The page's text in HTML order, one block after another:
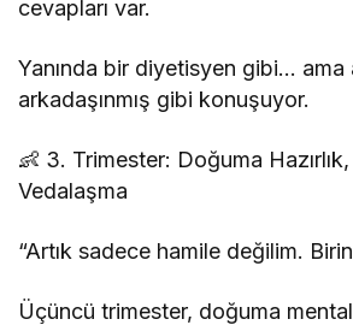
cevapları var.
Yanında bir diyetisyen gibi… ama
arkadaşınmış gibi konuşuyor.
👶 3. Trimester: Doğuma
Vedalaşma
“Artık sadece hamile değilim.
Üçüncü trimester, doğuma